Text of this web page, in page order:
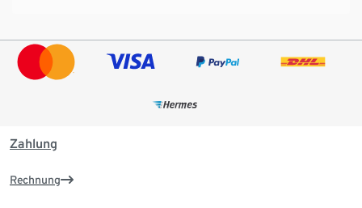
Zahlung
Rechnung